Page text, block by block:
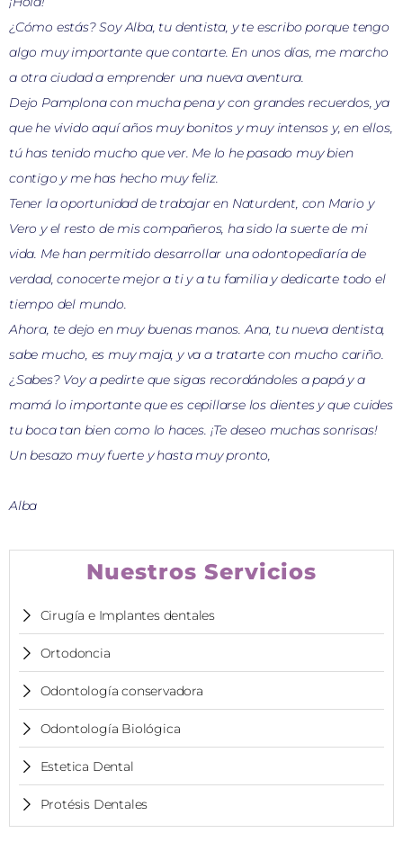
¿Cómo estás? Soy Alba, tu dentista, y te escribo porque tengo
algo muy importante que contarte. En unos días, me marcho
a otra ciudad a emprender una nueva aventura.
Dejo Pamplona con mucha pena y con grandes recuerdos, ya
que he vivido aquí años muy bonitos y muy intensos y, en ellos,
tú has tenido mucho que ver. Me lo he pasado muy bien
contigo y me has hecho muy feliz.
Tener la oportunidad de trabajar en Naturdent, con Mario y
Vero y el resto de mis compañeros, ha sido la suerte de mi
vida. Me han permitido desarrollar una odontopediaría de
verdad, conocerte mejor a ti y a tu familia y dedicarte todo el
tiempo del mundo.
Ahora, te dejo en muy buenas manos. Ana, tu nueva dentista,
sabe mucho, es muy maja, y va a tratarte con mucho cariño.
¿Sabes? Voy a pedirte que sigas recordándoles a papá y a
mamá lo importante que es cepillarse los dientes y que cuides
tu boca tan bien como lo haces. ¡Te deseo muchas sonrisas!
Un besazo muy fuerte y hasta muy pronto,
Alba
Nuestros Servicios
Cirugía e Implantes dentales
Ortodoncia
Odontología conservadora
Odontología Biológica
Estetica Dental
Protésis Dentales